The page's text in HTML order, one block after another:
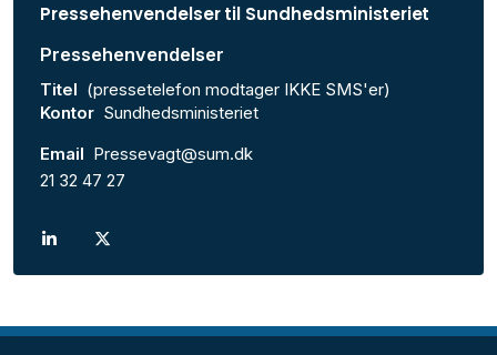
Pressehenvendelser til Sundhedsministeriet
Pressehenvendelser
Titel (pressetelefon modtager IKKE SMS'er)
Kontor Sundhedsministeriet
Email Pressevagt@sum.dk
21 32 47 27